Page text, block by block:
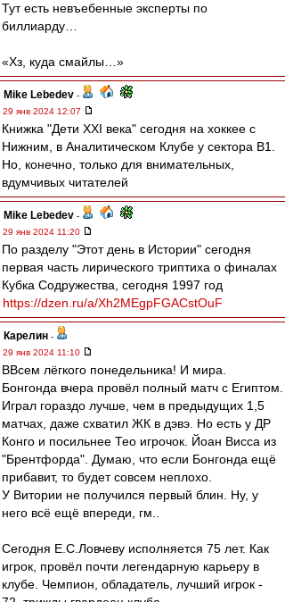
Тут есть невъебенные эксперты по
биллиарду…
«Хз, куда смайлы…»
Mike Lebedev -
29 янв 2024 12:07
Книжка "Дети XXI века" сегодня на хоккее с
Нижним, в Аналитическом Клубе у сектора В1.
Но, конечно, только для внимательных,
вдумчивых читателей
Mike Lebedev -
29 янв 2024 11:20
По разделу "Этот день в Истории" сегодня
первая часть лирического триптиха о финалах
Кубка Содружества, сегодня 1997 год
https://dzen.ru/a/Xh2MEgpFGACstOuF
Карелин -
29 янв 2024 11:10
ВВсем лёгкого понедельника! И мира.
Бонгонда вчера провёл полный матч с Египтом.
Играл гораздо лучше, чем в предыдущих 1,5
матчах, даже схватил ЖК в дэвэ. Но есть у ДР
Конго и посильнее Тео игрочок. Йоан Висса из
"Брентфорда". Думаю, что если Бонгонда ещё
прибавит, то будет совсем неплохо.
У Витории не получился первый блин. Ну, у
него всё ещё впереди, гм..
Сегодня Е.С.Ловчеву исполняется 75 лет. Как
игрок, провёл почти легендарную карьеру в
клубе. Чемпион, обладатель, лучший игрок -